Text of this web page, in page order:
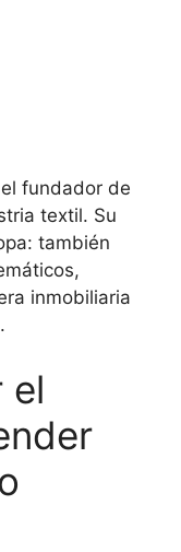
fundador de
textil. Su
también
inmobiliaria
el